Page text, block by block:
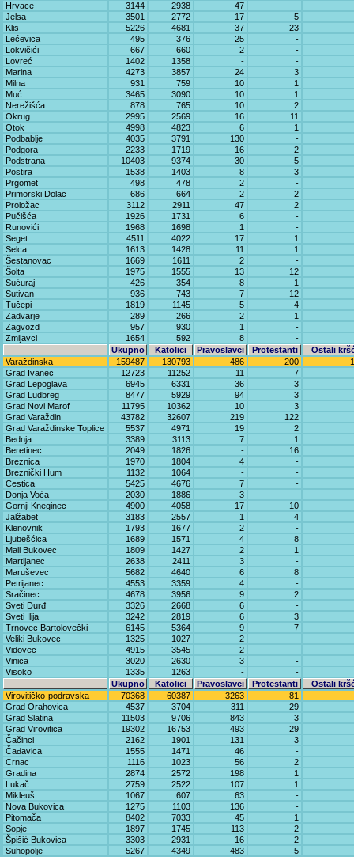
Hrvace
3144 2938 47
-
Jelsa
3501 2772 17
5
Klis
5226 4681 37
23
Lećevica
495 376 25
-
Lokvičići
667 660 2
-
Lovreć
1402 1358 -
-
Marina
4273 3857 24
3
Milna
931 759 10
1
Muć
3465 3090 10
1
Nerežišća
878 765 10
2
Okrug
2995 2569 16
11
Otok
4998 4823 6
1
Podbablje
4035 3791 130
-
Podgora
2233 1719 16
2
Podstrana
10403 9374 30
5
Postira
1538 1403 8
3
Prgomet
498 478 2
-
Primorski Dolac
686 664 2
2
Proložac
3112 2911 47
2
Pučišća
1926 1731 6
-
Runovići
1968 1698 1
-
Seget
4511 4022 17
1
Selca
1613 1428 11
1
Šestanovac
1669 1611 2
-
Šolta
1975 1555 13
12
Sućuraj
426 354 8
1
Sutivan
936 743 7
12
Tučepi
1819 1145 5
4
Zadvarje
289 266 2
1
Zagvozd
957 930 1
-
Zmijavci
1654 592 8
-
Ukupno
Katolici Pravoslavci Protestanti
Ostali
Varaždinska
159487 130793 486 200
Grad Ivanec
12723 11252 11
7
Grad Lepoglava
6945 6331 36
3
Grad Ludbreg
8477 5929 94
3
Grad Novi Marof
11795 10362 10
3
Grad Varaždin
43782 32607 219
122
Grad Varaždinske Toplice
5537 4971 19
2
Bednja
3389 3113 7
1
Beretinec
2049 1826 -
16
Breznica
1970 1804 4
-
Breznički Hum
1132 1064 -
-
Cestica
5425 4676 7
-
Donja Voća
2030 1886 3
-
Gornji Kneginec
4900 4058 17
10
Jalžabet
3183 2557 1
4
Klenovnik
1793 1677 2
-
Ljubešćica
1689 1571 4
8
Mali Bukovec
1809 1427 2
1
Martijanec
2638 2411 3
-
Maruševec
5682 4640 6
8
Petrijanec
4553 3359 4
-
Sračinec
4678 3956 9
2
Sveti Đurđ
3326 2668 6
-
Sveti Ilija
3242 2819 6
3
Trnovec Bartolovečki
6145 5364 9
7
Veliki Bukovec
1325 1027 2
-
Vidovec
4915 3545 2
-
Vinica
3020 2630 3
-
Visoko
1335 1263 -
-
Ukupno
Katolici Pravoslavci Protestanti
Ostali
Virovitičko-podravska
70368 60387 3263
81
Grad Orahovica
4537 3704 311
29
Grad Slatina
11503 9706 843
3
Grad Virovitica
19302 16753 493
29
Čačinci
2162 1901 131
3
Čađavica
1555 1471 46
-
Crnac
1116 1023 56
2
Gradina
2874 2572 198
1
Lukač
2759 2522 107
1
Mikleuš
1067 607 63
-
Nova Bukovica
1275 1103 136
-
Pitomača
8402 7033 45
1
Sopje
1897 1745 113
2
Špišić Bukovica
3303 2931 16
2
Suhopolje
5267 4349 483 5